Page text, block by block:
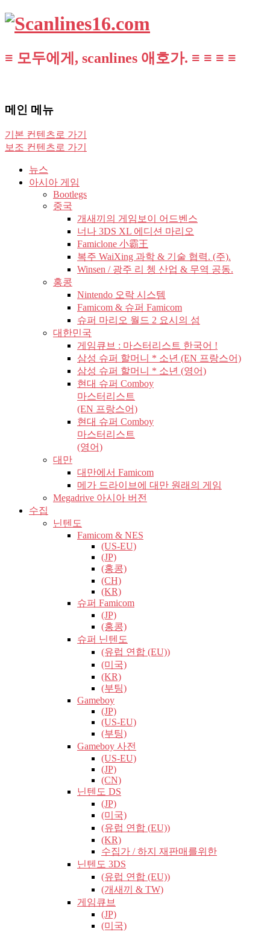
≡ 모두에게, scanlines 애호가. ≡ ≡ ≡ ≡
메인 메뉴
기본 컨텐츠로 가기
보조 컨텐츠로 가기
뉴스
아시아 게임
Bootlegs
중국
개새끼의 게임보이 어드벤스
너나 3DS XL 에디션 마리오
Famiclone 小霸王
복주 WaiXing 과학 & 기술 협력. (주).
Winsen / 광주 리 쳉 산업 & 무역 공동.
홍콩
Nintendo 오락 시스템
Famicom & 슈퍼 Famicom
슈퍼 마리오 월드 2 요시의 섬
대한민국
게임큐브 : 마스터리스트 한국어 !
삼성 슈퍼 할머니 * 소년 (EN 프랑스어)
삼성 슈퍼 할머니 * 소년 (영어)
현대 슈퍼 Comboy
마스터리스트
(EN 프랑스어)
현대 슈퍼 Comboy
마스터리스트
(영어)
대만
대만에서 Famicom
메가 드라이브에 대만 원래의 게임
Megadrive 아시아 버전
수집
닌텐도
Famicom & NES
(US-EU)
(JP)
(홍콩)
(CH)
(KR)
슈퍼 Famicom
(JP)
(홍콩)
슈퍼 닌텐도
(유럽​​ 연합 (EU))
(미국)
(KR)
(부팅)
Gameboy
(JP)
(US-EU)
(부팅)
Gameboy 사전
(US-EU)
(JP)
(CN)
닌텐도 DS
(JP)
(미국)
(유럽​​ 연합 (EU))
(KR)
수집가 / 하지 재판매를위한
닌텐도 3DS
(유럽​​ 연합 (EU))
(개새끼 & TW)
게임큐브
(JP)
(미국)